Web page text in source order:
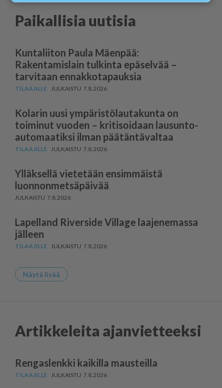
Paikallisia uutisia
Kuntaliiton Paula Mäenpää:
Rakentamislain tulkinta epäselvää –
tarvitaan ennakkotapauksia
7.8.2026
Kolarin uusi ympäris­tö­lau­takunta on
toiminut vuoden – kritisoidaan lausun­to­
au­to­maatiksi ilman päätäntävaltaa
7.8.2026
Ylläksellä vietetään ensimmäistä
luonnonmetsäpäivää
7.8.2026
Lapelland Riverside Village laajenemassa
jälleen
7.8.2026
Näytä lisää
Artikkeleita ajanvietteeksi
Rengaslenkki kaikilla mausteilla
7.8.2026